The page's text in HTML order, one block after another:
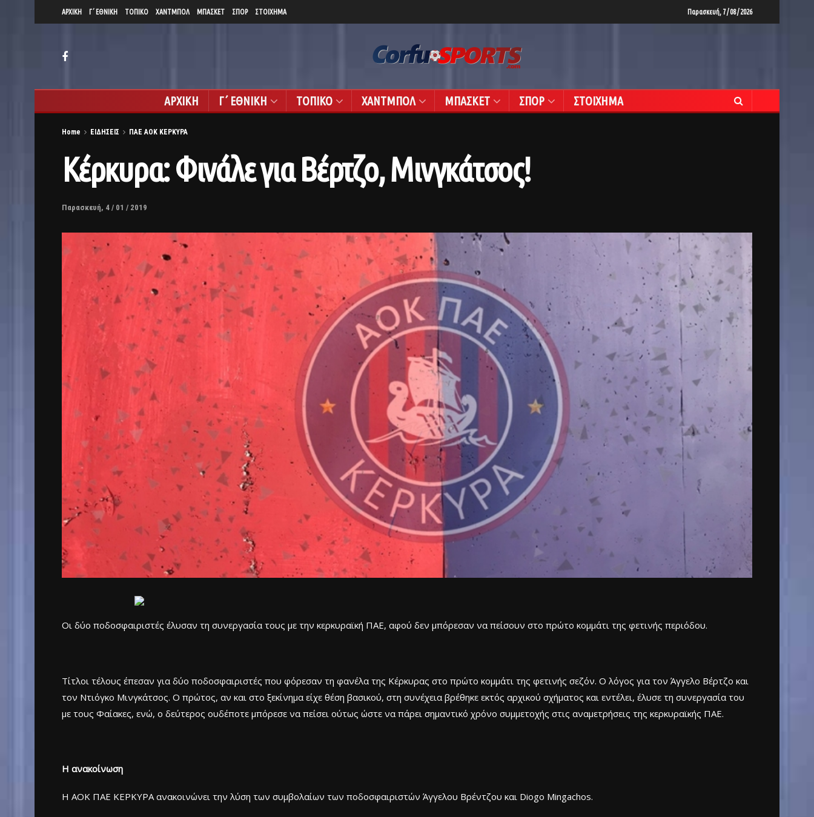
ΑΡΧΙΚΗ Γ΄ ΕΘΝΙΚΗ ΤΟΠΙΚΟ ΧΑΝΤΜΠΟΛ ΜΠΑΣΚΕΤ ΣΠΟΡ ΣΤΟΙΧΗΜΑ Παρασκευή, 7 / 08 / 2026
ΑΡΧΙΚΗ Γ΄ ΕΘΝΙΚΗ ΤΟΠΙΚΟ ΧΑΝΤΜΠΟΛ ΜΠΑΣΚΕΤ ΣΠΟΡ ΣΤΟΙΧΗΜΑ
Home ΕΙΔΗΣΕΙΣ ΠΑΕ ΑΟΚ ΚΕΡΚΥΡΑ
Κέρκυρα: Φινάλε για Βέρτζο, Μινγκάτσος!
Παρασκευή, 4 / 01 / 2019
Οι δύο ποδοσφαιριστές έλυσαν τη συνεργασία τους με την κερκυραϊκή ΠΑΕ, αφού δεν μπόρεσαν να πείσουν στο πρώτο κομμάτι της φετινής περιόδου.
Τίτλοι τέλους έπεσαν για δύο ποδοσφαιριστές που φόρεσαν τη φανέλα της Κέρκυρας στο πρώτο κομμάτι της φετινής σεζόν. Ο λόγος για τον Άγγελο Βέρτζο και
τον Ντιόγκο Μινγκάτσος. Ο πρώτος, αν και στο ξεκίνημα είχε θέση βασικού, στη συνέχεια βρέθηκε εκτός αρχικού σχήματος και εντέλει, έλυσε τη συνεργασία του
με τους Φαίακες, ενώ, ο δεύτερος ουδέποτε μπόρεσε να πείσει ούτως ώστε να πάρει σημαντικό χρόνο συμμετοχής στις αναμετρήσεις της κερκυραϊκής ΠΑΕ.
Η ανακοίνωση
Η ΑΟΚ ΠΑΕ ΚΕΡΚΥΡΑ ανακοινώνει την λύση των συμβολαίων των ποδοσφαιριστών Άγγελου Βρέντζου και Diogo Mingachos.